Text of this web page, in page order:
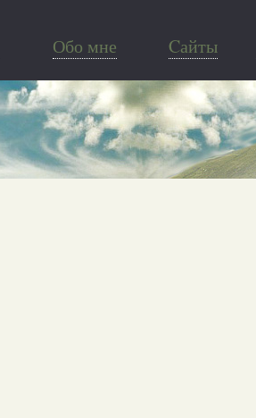
Обо мне Cайты